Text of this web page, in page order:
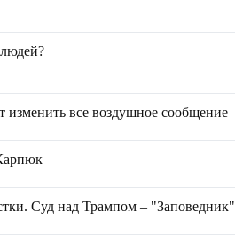
все воздушное сообщение
Суд над Трампом – "Заповедник"